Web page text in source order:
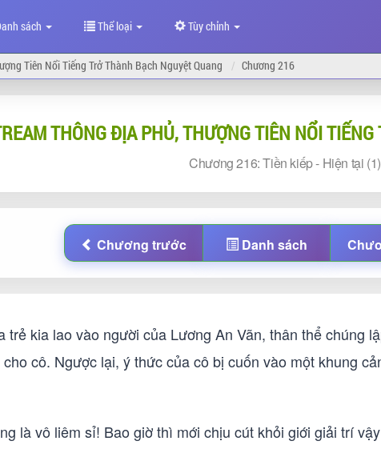
sách Thể loại Tùy chỉnh
Tiên Nổi Tiếng Trở Thành Bạch Nguyệt Quang Chương 216
THÔNG ĐỊA PHỦ, THƯỢNG TIÊN NỔI
Chương216: Tiền kiếp - Hiện tại (1)
Chương trước Danh sách
trẻ kia lao vào người của Lương An Vãn, thân thể chúng
cô. Ngược lại, ý thức của cô bị cuốn vào một khung
là vô liêm sỉ! Bao giờ thì mới chịu cút khỏi giới giải trí